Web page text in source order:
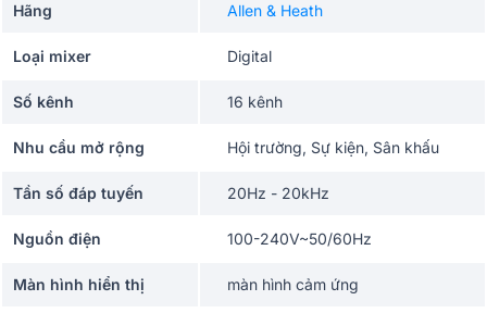
Hãng Allen & Heath
Loại mixer Digital
Số kênh 16 kênh
Nhu cầu mở rộng Hội trường, Sự kiện, Sân khấu
Tần số đáp tuyến 20Hz - 20kHz
Nguồn điện 100-240V~50/60Hz
Màn hình hiển thị màn hình cảm ứng